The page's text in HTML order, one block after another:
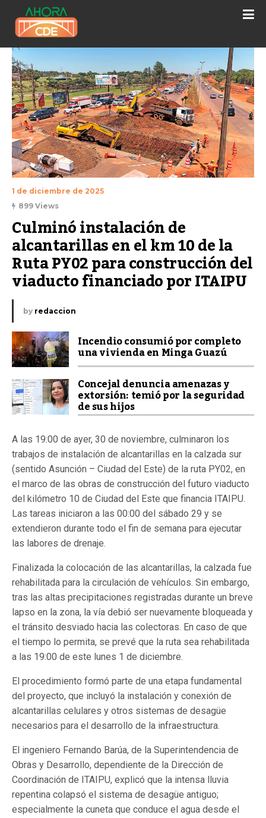
1 de diciembre de 2025
899 Views
Culminó instalación de
alcantarillas en el km 10 de la
Ruta PY02 para construcción del
viaducto financiado por ITAIPU
by redaccion
Incendio consumió por completo
una vivienda en Minga Guazú
Concejal denuncia amenazas y
extorsión: temió por la seguridad
de sus hijos
A las 19:00 de ayer, 30 de noviembre, culminaron los
trabajos de instalación de alcantarillas en la calzada sur
(sentido Asunción – Ciudad del Este) de la ruta PY02, en
el marco de las obras de construcción del futuro viaducto
del kilómetro 10 de Ciudad del Este que financia ITAIPU.
Las tareas iniciaron a las 00:00 del sábado 29 y se
extendieron durante todo el fin de semana para ejecutar
las labores de drenaje.
Finalizada la colocación de las alcantarillas, la calzada fue
rehabilitada para la circulación de vehículos. Sin embargo,
tras las altas precipitaciones registradas durante un breve
lapso en la zona, la vía debió ser nuevamente bloqueada y
el tránsito desviado hacia las colectoras. En caso de que
el tiempo lo permita, se prevé que la ruta sea rehabilitada
a las 19:00 de este lunes 1 de diciembre.
El procedimiento formó parte de una etapa fundamental
del proyecto, que incluyó la instalación y conexión de
alcantarillas celulares y otros sistemas de desagüe
necesarios para el desarrollo de la infraestructura.
El ingeniero Fernando Barúa, de la Superintendencia de
Obras y Desarrollo, dependiente de la Dirección de
Coordinación de ITAIPU, explicó que la intensa lluvia
repentina colapsó el sistema de desagüe antiguo;
especialmente la cuneta que conduce el agua desde el